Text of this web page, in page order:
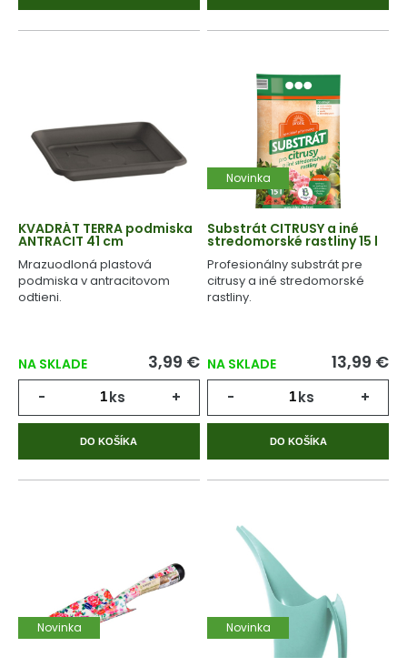
KVADRÁT TERRA podmiska
ANTRACIT 41 cm
Mrazuodloná plastová
podmiska v antracitovom
odtieni.
NA SKLADE 3,99 €
- ks +
DO KOŠÍKA
Novinka
Substrát CITRUSY a iné
stredomorské rastliny 15 l
Profesionálny substrát pre
citrusy a iné stredomorské
rastliny.
NA SKLADE 13,99 €
- ks +
DO KOŠÍKA
Novinka Novinka